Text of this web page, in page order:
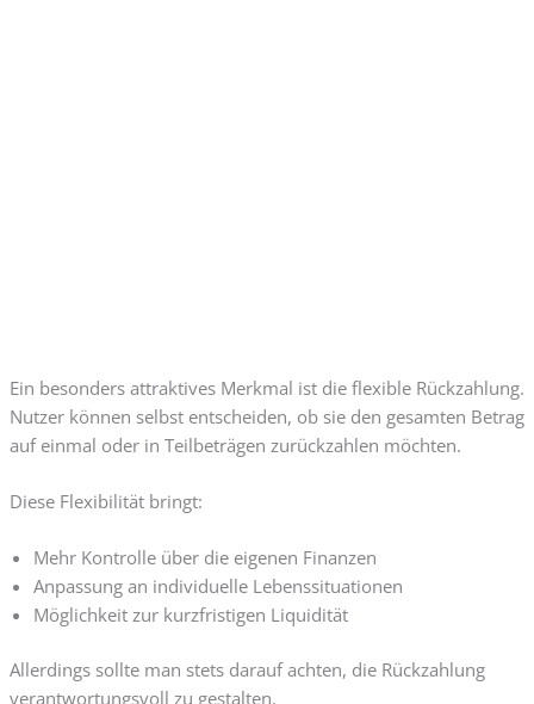
Ein besonders attraktives Merkmal ist die flexible Rückzahlung.
Nutzer können selbst entscheiden, ob sie den gesamten Betrag
auf einmal oder in Teilbeträgen zurückzahlen möchten.
Diese Flexibilität bringt:
Mehr Kontrolle über die eigenen Finanzen
Anpassung an individuelle Lebenssituationen
Möglichkeit zur kurzfristigen Liquidität
Allerdings sollte man stets darauf achten, die Rückzahlung
verantwortungsvoll zu gestalten.